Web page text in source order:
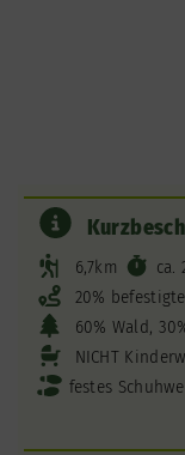
6,7km
ca.
20%
60% Wald,
NICHT
festes